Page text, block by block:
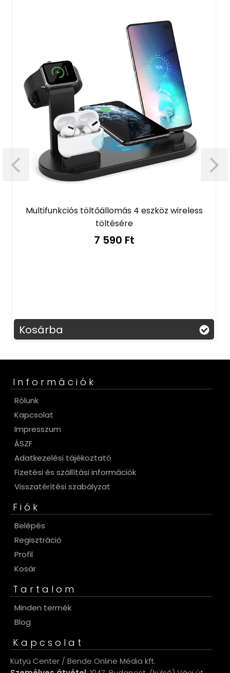
töltőállomás 4 eszköz wireless
Kosárba
Információk
Rólunk
Kapcsolat
Impresszum
ÁSZF
Adatkezelési tájékoztató
Fizetési és szállítási információk
Visszatérítési szabályzat
Fiók
Belépés
Regisztráció
Profil
Kosár
Tartalom
Minden termék
Blog
Kapcsolat
Kütyü Center / Bende Online Média kft.